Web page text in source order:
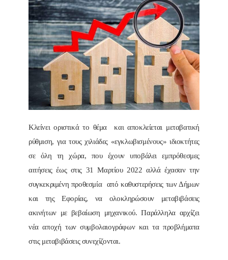
Κλείνει οριστικά το θέμα και αποκλείεται μεταβατική
ρύθμιση, για τους χιλιάδες «εγκλωβισμένους» ιδιοκτήτες
σε όλη τη χώρα, που έχουν υποβάλει εμπρόθεσμες
αιτήσεις έως στις 31 Μαρτίου 2022 αλλά έχασαν την
συγκεκριμένη προθεσμία από καθυστερήσεις των Δήμων
και της Εφορίας, να ολοκληρώσουν μεταβιβάσεις
ακινήτων με βεβαίωση μηχανικού. Παράλληλα αρχίζει
νέα αποχή των συμβολαιογράφων και τα προβλήματα
στις μεταβιβάσεις συνεχίζονται.